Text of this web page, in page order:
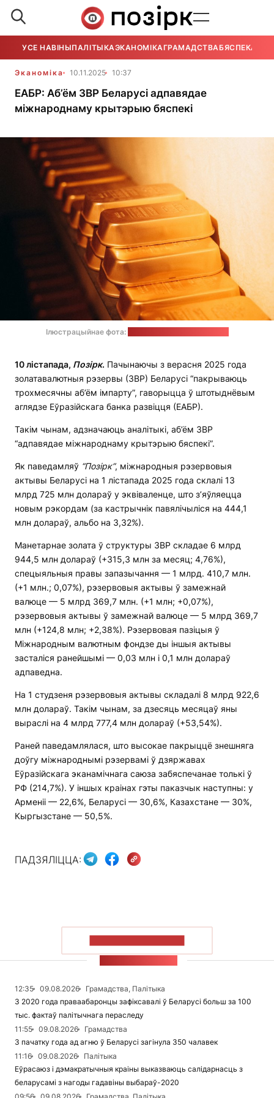
УСЕ НАВІНЫПАЛІТЫКАЭКАНОМІКАГРАМАДСТВАБЯСПЕКА
Эканоміка 10.11.2025 10:37
ЕАБР: Аб’ём ЗВР Беларусі адпавядае
міжнароднаму крытэрыю бяспекі
Ілюстрацыйнае фота:
10 лістапада, Позірк. Пачынаючы з верасня 2025 года
золатавалютныя рэзервы (ЗВР) Беларусі “пакрываюць
трохмесячны аб’ём імпарту”, гаворыцца ў штотыднёвым
аглядзе Еўразійскага банка развіцця (ЕАБР).
Такім чынам, адзначаюць аналітыкі, аб’ём ЗВР
“адпавядае міжнароднаму крытэрыю бяспекі”.
Як паведамляў “Позірк”, міжнародныя рэзервовыя
актывы Беларусі на 1 лістапада 2025 года склалі 13
млрд 725 млн долараў у эквіваленце, што з’яўляецца
новым рэкордам (за кастрычнік павялічыліся на 444,1
млн долараў, альбо на 3,32%).
Манетарнае золата ў структуры ЗВР складае 6 млрд
944,5 млн долараў (+315,3 млн за месяц; 4,76%),
спецыяльныя правы запазычання — 1 млрд. 410,7 млн.
(+1 млн.; 0,07%), рэзервовыя актывы ў замежнай
валюце — 5 млрд 369,7 млн. (+1 млн; +0,07%),
рэзервовыя актывы ў замежнай валюце — 5 млрд 369,7
млн ​​(+124,8 млн; +2,38%). Рэзервовая пазіцыя ў
Міжнародным валютным фондзе ды іншыя актывы
засталіся ранейшымі — 0,03 млн і 0,1 млн долараў
адпаведна.
На 1 студзеня рэзервовыя актывы складалі 8 млрд 922,6
млн долараў. Такім чынам, за дзесяць месяцаў яны
выраслі на 4 млрд 777,4 млн долараў (+53,54%).
Раней паведамлялася, што высокае пакрыццё знешняга
доўгу міжнароднымі рэзервамі ў дзяржавах
Еўразійскага эканамічнага саюза забяспечанае толькі ў
РФ (214,7%). У іншых краінах гэты паказчык наступны: у
Арменіі — 22,6%, Беларусі — 30,6%, Казахстане — 30%,
Кыргызстане — 50,5%.
ПАДЗЯЛІЦЦА:
12:35 09.08.2026
Грамадства, Палітыка
З 2020 года праваабаронцы зафіксавалі ў Беларусі больш за 100
тыс. фактаў палітычнага пераследу
11:55
09.08.2026
Грамадства
З пачатку года ад агню ў Беларусі загінула 350 чалавек
11:16
09.08.2026
Палітыка
Еўрасаюз і дэмакратычныя краіны выказваюць салідарнасць з
беларусамі з нагоды гадавіны выбараў-2020